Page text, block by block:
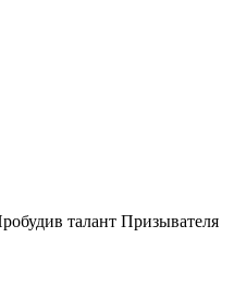
талант Призывателя